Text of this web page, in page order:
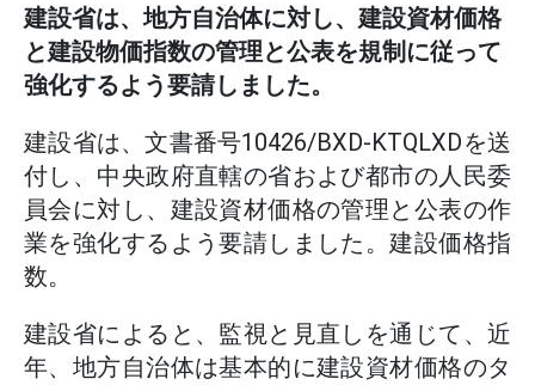
建設省は、地方自治体に対し、建設資材価格
と建設物価指数の管理と公表を規制に従って
強化するよう要請しました。
建設省は、文書番号10426/BXD-KTQLXDを送
付し、中央政府直轄の省および都市の人民委
員会に対し、建設資材価格の管理と公表の作
業を強化するよう要請しました。建設価格指
数。
建設省によると、監視と見直しを通じて、近
年、地方自治体は基本的に建設資材価格のタ